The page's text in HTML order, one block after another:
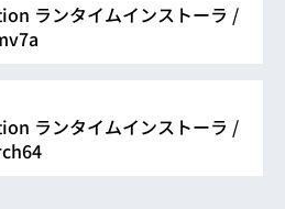
ランタイムインストーラ /
ランタイムインストーラ /